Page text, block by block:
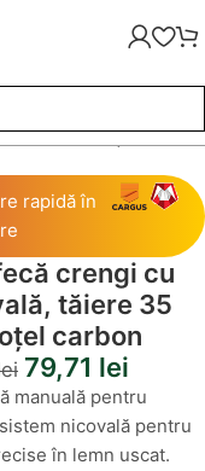
35 mm, oțel carbon
rapidă în
crengi cu
tăiere 35
carbon
79,71 lei
manuală pentru
nicovală pentru
în lemn uscat.